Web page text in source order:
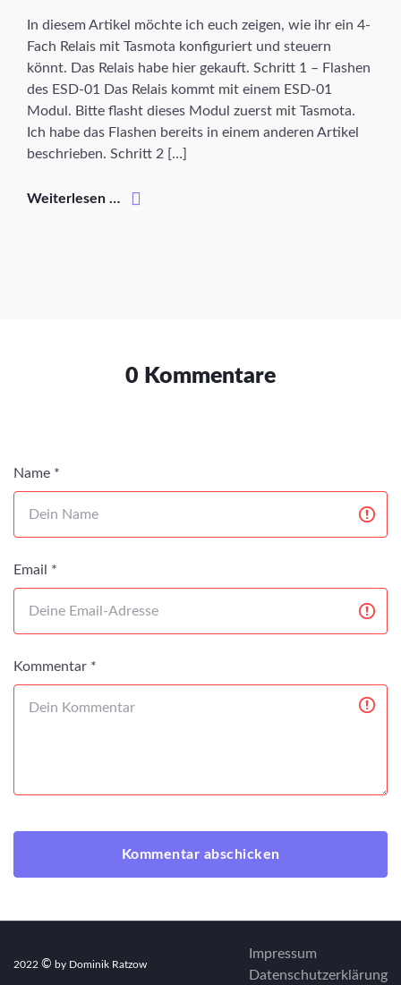
In diesem Artikel möchte ich euch zeigen, wie ihr ein 4-
Fach Relais mit Tasmota konfiguriert und steuern
könnt. Das Relais habe hier gekauft. Schritt 1 – Flashen
des ESD-01 Das Relais kommt mit einem ESD-01
Modul. Bitte flasht dieses Modul zuerst mit Tasmota.
Ich habe das Flashen bereits in einem anderen Artikel
beschrieben. Schritt 2 […]
Weiterlesen …
0 Kommentare
Name *
Email *
Kommentar *
Kommentar abschicken
2022 © by Dominik Ratzow
Impressum
Datenschutzerklärung